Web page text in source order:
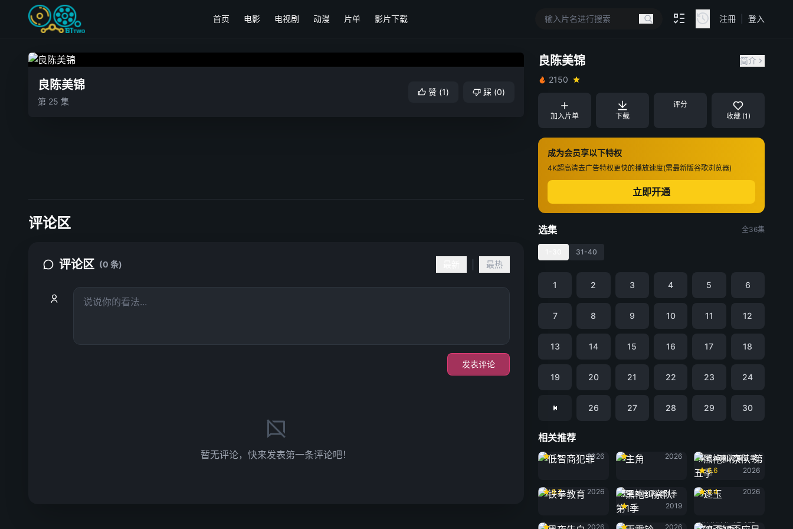
首页 电影 电视剧 动漫 片单 影片下载 注冊 登入
良陈美锦
第 25 集
赞 (1) 踩 (0)
良陈美锦
简介
2150
加入片单 下载
评分
收藏 (1)
成为会员享以下特权
4K超高清去广告特权更快的播放速度(需最新版谷歌浏览器)
立即开通
选集 全36集
31-40
1 2 3 4 5 6
7 8 9 10 11 12
13 14 15 16 17 18
19 20 21 22 23 24
26 27 28 29 30
相关推荐
低智商犯罪
2026
2026
黑袍纠察队 第五季
6.6
2026
8.7
2026
黑袍纠察队: 第1季
2019
逐玉
6.4
2026
2026
雨霖铃
2026
评论区
评论区 (0 条) 最热
发表评论
暂无评论，快来发表第一条评论吧！